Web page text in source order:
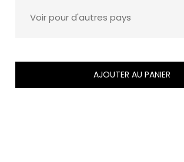
Voir pour d'autres pays
AJOUTER AU PANIER